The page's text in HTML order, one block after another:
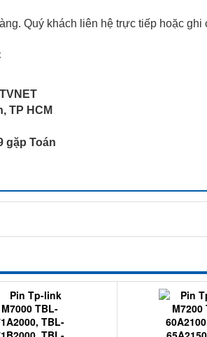
Quý khách liên hệ trực tiếp hoặc ghi
TP HCM
gặp Toán